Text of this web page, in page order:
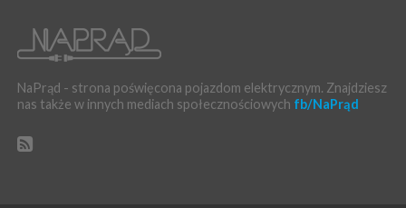
NaPrąd - strona poświęcona pojazdom elektrycznym. Znajdziesz
nas także w innych mediach społecznościowych fb/NaPrąd